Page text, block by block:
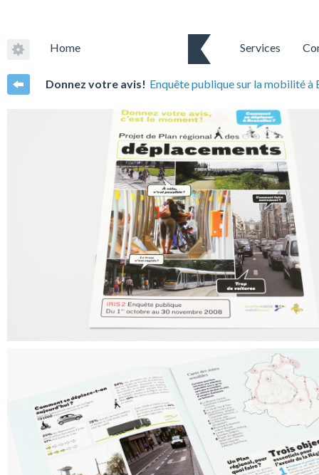
Home Services
Donnez votre avis! Enquête publique sur la mobilité à